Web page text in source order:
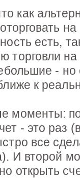
как
есть,
торговли
-
к
моменты:
- это раз
все
И второй
открыть